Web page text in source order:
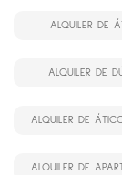
ALQUILER DE
ALQUILER DE
ALQUILER DE
ALQUILER DE